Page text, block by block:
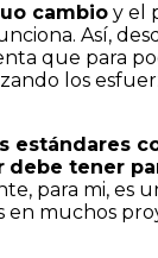
cambio y el
Así,
que para
los
estándares
debe tener
para mi, es
en muchos